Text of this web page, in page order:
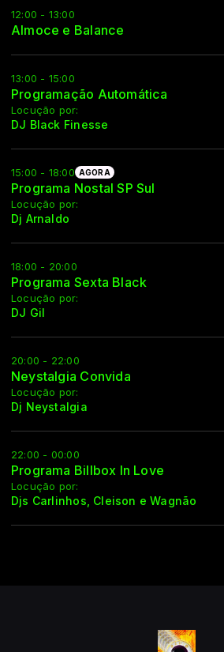
12:00 - 13:00
Almoce e Balance
13:00 - 15:00
Programação Automática
Locução por:
DJ Black Finesse
15:00 - 18:00 AGORA
Programa Nostal SP Sul
Locução por:
Dj Arnaldo
18:00 - 20:00
Programa Sexta Black
Locução por:
DJ Gil
20:00 - 22:00
Neystalgia Convida
Locução por:
Dj Neystalgia
22:00 - 00:00
Programa Billbox In Love
Locução por:
Djs Carlinhos, Cleison e Wagnão